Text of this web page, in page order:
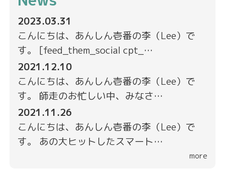
2023.03.31
こんにちは、あんしん壱番の李（Lee）で
す。 [feed_them_social cpt_…
2021.12.10
こんにちは、あんしん壱番の李（Lee）で
す。 師走のお忙しい中、みなさ…
2021.11.26
こんにちは、あんしん壱番の李（Lee）で
す。 あの大ヒットしたスマート…
more